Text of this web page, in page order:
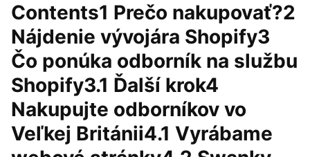
Contents1 Prečo nakupovať?2
Nájdenie vývojára Shopify3
Čo ponúka odborník na službu
Shopify3.1 Ďalší krok4
Nakupujte odborníkov vo
Veľkej Británii4.1 Vyrábame